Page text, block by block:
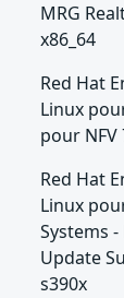
MRG
x86_64
Red Hat
Linux
pour NFV
Red Hat
Linux
Systems
Update
s390x